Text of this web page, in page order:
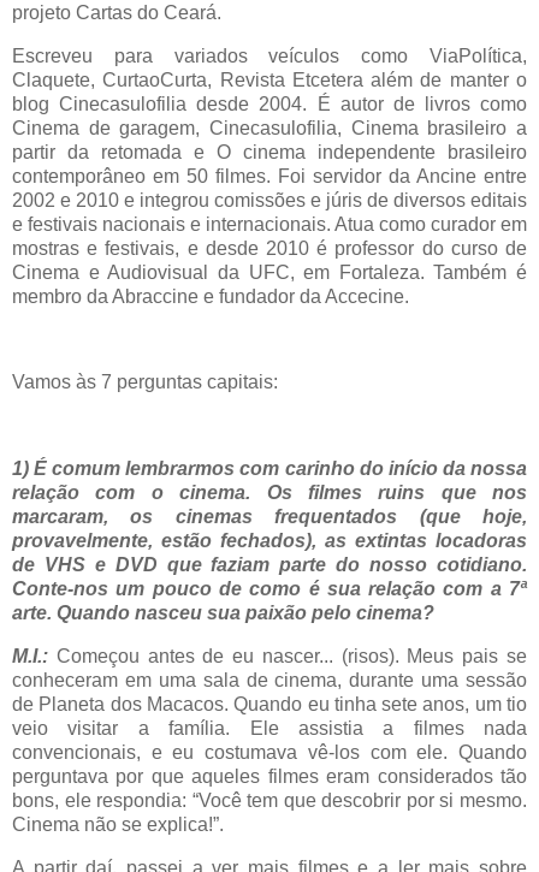
projeto Cartas do Ceará.
Escreveu para variados veículos como ViaPolítica,
Claquete, CurtaoCurta, Revista Etcetera além de manter o
blog Cinecasulofilia desde 2004. É autor de livros como
Cinema de garagem, Cinecasulofilia, Cinema brasileiro a
partir da retomada e O cinema independente brasileiro
contemporâneo em 50 filmes. Foi servidor da Ancine entre
2002 e 2010 e integrou comissões e júris de diversos editais
e festivais nacionais e internacionais. Atua como curador em
mostras e festivais, e desde 2010 é professor do curso de
Cinema e Audiovisual da UFC, em Fortaleza. Também é
membro da Abraccine e fundador da Accecine.
Vamos às 7 perguntas capitais:
1) É comum lembrarmos com carinho do início da nossa
relação com o cinema. Os filmes ruins que nos
marcaram, os cinemas frequentados (que hoje,
provavelmente, estão fechados), as extintas locadoras
de VHS e DVD que faziam parte do nosso cotidiano.
Conte-nos um pouco de como é sua relação com a 7ª
arte. Quando nasceu sua paixão pelo cinema?
M.I.: Começou antes de eu nascer... (risos). Meus pais se
conheceram em uma sala de cinema, durante uma sessão
de Planeta dos Macacos. Quando eu tinha sete anos, um tio
veio visitar a família. Ele assistia a filmes nada
convencionais, e eu costumava vê-los com ele. Quando
perguntava por que aqueles filmes eram considerados tão
bons, ele respondia: “Você tem que descobrir por si mesmo.
Cinema não se explica!”.
A partir daí, passei a ver mais filmes e a ler mais sobre